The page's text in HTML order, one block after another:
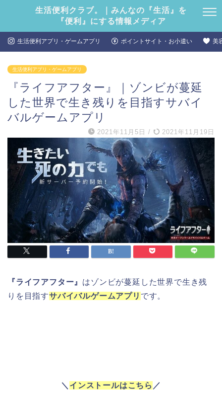
生活便利クラブ。｜みんなの『生活』を
『便利』にする情報メディア
生活便利アプリ・ゲームアプリ ポイントサイト・お小遣い 美
生活便利アプリ・ゲームアプリ
『ライフアフター』｜ゾンビが蔓延
した世界で生き残りを目指すサバイ
バルゲームアプリ
2021年11月5日 / 2021年11月19日
『ライフアフター』 はゾンビが蔓延した世界で生き残
りを目指すサバイバルゲームアプリ です。
＼ インストールはこちら ／